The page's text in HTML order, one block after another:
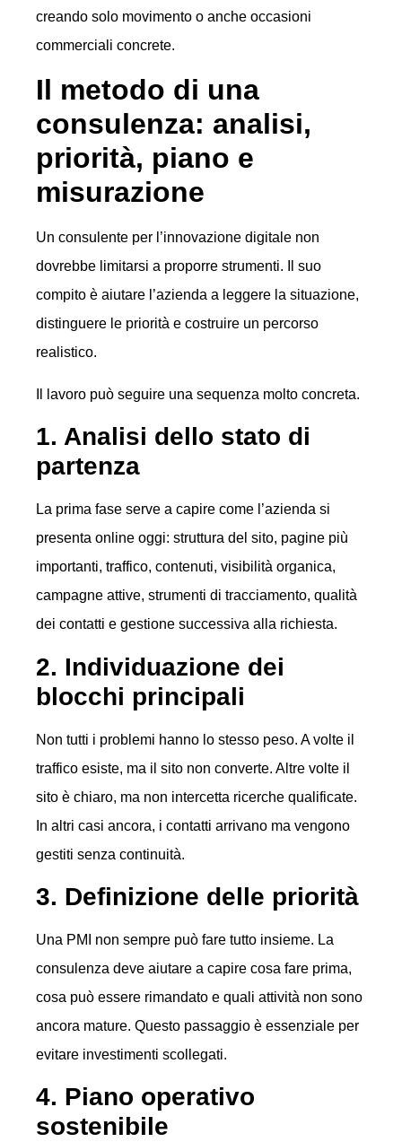
creando solo movimento o anche occasioni
commerciali concrete.
Il metodo di una
consulenza: analisi,
priorità, piano e
misurazione
Un consulente per l’innovazione digitale non
dovrebbe limitarsi a proporre strumenti. Il suo
compito è aiutare l’azienda a leggere la situazione,
distinguere le priorità e costruire un percorso
realistico.
Il lavoro può seguire una sequenza molto concreta.
1. Analisi dello stato di
partenza
La prima fase serve a capire come l’azienda si
presenta online oggi: struttura del sito, pagine più
importanti, traffico, contenuti, visibilità organica,
campagne attive, strumenti di tracciamento, qualità
dei contatti e gestione successiva alla richiesta.
2. Individuazione dei
blocchi principali
Non tutti i problemi hanno lo stesso peso. A volte il
traffico esiste, ma il sito non converte. Altre volte il
sito è chiaro, ma non intercetta ricerche qualificate.
In altri casi ancora, i contatti arrivano ma vengono
gestiti senza continuità.
3. Definizione delle priorità
Una PMI non sempre può fare tutto insieme. La
consulenza deve aiutare a capire cosa fare prima,
cosa può essere rimandato e quali attività non sono
ancora mature. Questo passaggio è essenziale per
evitare investimenti scollegati.
4. Piano operativo
sostenibile